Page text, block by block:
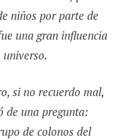
niños por parte de
una gran influencia
si no recuerdo mal,
de una pregunta:
de colonos del